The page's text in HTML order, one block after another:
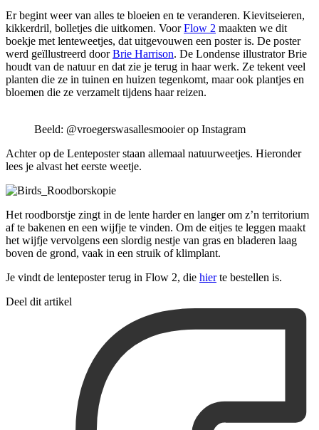
Er begint weer van alles te bloeien en te veranderen. Kievitseieren,
kikkerdril, bolletjes die uitkomen. VoorFlow 2 maakten we dit
boekje met lenteweetjes, dat uitgevouwen een poster is. De poster
werd geïllustreerd doorBrie Harrison. De Londense illustrator Brie
houdt van de natuur en dat zie je terug in haar werk. Ze tekent veel
planten die ze in tuinen en huizen tegenkomt, maar ook plantjes en
bloemen die ze verzamelt tijdens haar reizen.
Beeld: @vroegerswasallesmooier op Instagram
Achter op de Lenteposter staan allemaal natuurweetjes. Hieronder
lees je alvast het eerste weetje.
Het roodborstje zingt in de lente harder en langer om z’n territorium
af te bakenen en een wijfje te vinden. Om de eitjes te leggen maakt
het wijfje vervolgens een slordig nestje van gras en bladeren laag
boven de grond, vaak in een struik of klimplant.
Je vindt de lenteposter terug in Flow 2, die hierte bestellen is.
Deel dit artikel